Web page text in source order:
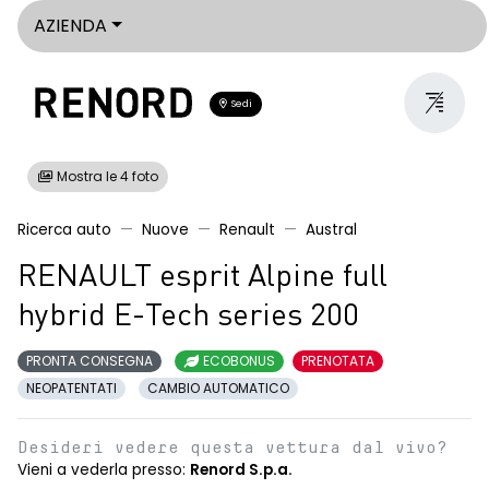
AZIENDA
Sedi
Mostra le 4 foto
Ricerca auto Nuove Renault Austral
RENAULT esprit Alpine full
hybrid E-Tech series 200
PRONTA CONSEGNA ECOBONUS
PRENOTATA
NEOPATENTATI
CAMBIO AUTOMATICO
Desideri vedere questa vettura dal vivo?
Vieni a vederla presso: Renord S.p.a.